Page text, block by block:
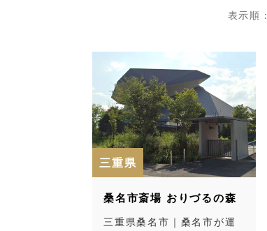
表示順：
三重県
桑名市斎場 おりづるの森
三重県桑名市｜桑名市が運